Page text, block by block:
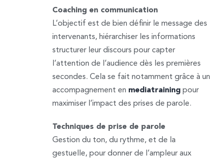
Coaching en communication
L’objectif est de bien définir le message des
intervenants, hiérarchiser les informations
structurer leur discours pour capter
l’attention de l’audience dès les premières
secondes. Cela se fait notamment grâce à un
accompagnement en mediatrainingpour
maximiser l’impact des prises de parole.
Techniques de prise de parole
Gestion du ton, du rythme, et de la
gestuelle, pour donner de l’ampleur aux